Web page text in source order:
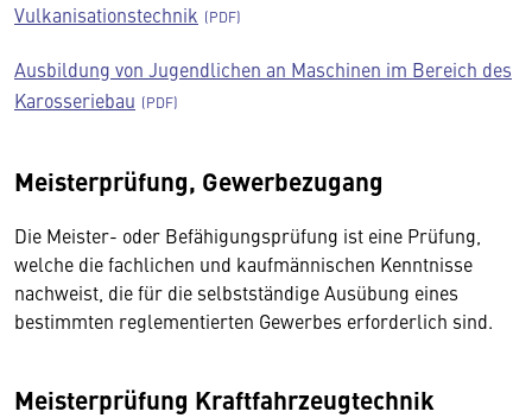
Vulkanisationstechnik
Ausbildung von Jugendlichen an Maschinen im Bereich des
Karosseriebau
Meisterprüfung, Gewerbezugang
Die Meister- oder Befähigungsprüfung ist eine Prüfung,
welche die fachlichen und kaufmännischen Kenntnisse
nachweist, die für die selbstständige Ausübung eines
bestimmten reglementierten Gewerbes erforderlich sind.
Meisterprüfung Kraftfahrzeugtechnik